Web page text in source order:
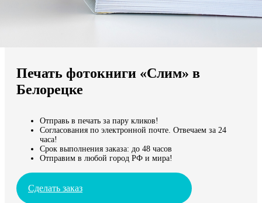
Мы доставляем по всему миру
Продолжить без города
Печать фотокниги «Слим» в
Белорецке
Отправь в печать за пару кликов!
Согласования по электронной почте. Отвечаем за 24
часа!
Срок выполнения заказа: до 48 часов
Отправим в любой город РФ и мира!
Сделать заказ